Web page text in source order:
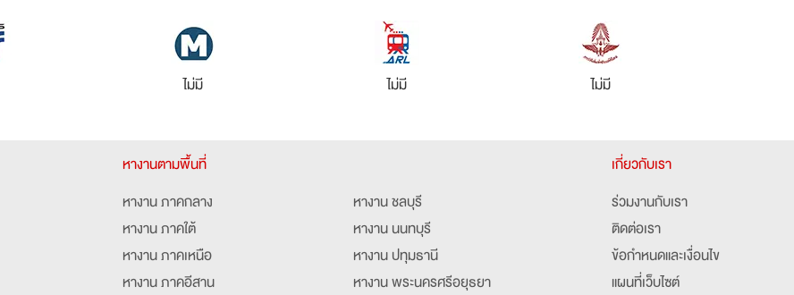
ไม่มี ไม่มี ไม่มี
หางานตามพื้นที่
หางาน ภาคกลาง
หางาน ภาคใต้
หางาน ภาคเหนือ
หางาน ภาคอีสาน
หางาน ชลบุรี
หางาน นนทบุรี
หางาน ปทุมธานี
หางาน พระนครศรีอยุธยา
เกี่ยวกับเรา
ร่วมงานกับเรา
ติดต่อเรา
ข้อกำหนดและเงื่อนไข
แผนที่เว็บไซต์